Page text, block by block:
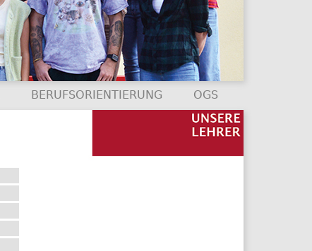
BERUFSORIENTIERUNG
OGS